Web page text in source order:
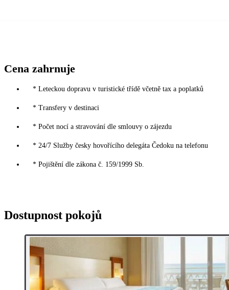
Cena zahrnuje
* Leteckou dopravu v turistické třídě včetně tax a poplatků
* Transfery v destinaci
* Počet nocí a stravování dle smlouvy o zájezdu
* 24/7 Služby česky hovořícího delegáta Čedoku na telefonu
* Pojištění dle zákona č. 159/1999 Sb.
Dostupnost pokojů